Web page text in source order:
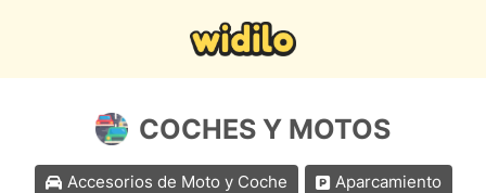
COCHES Y MOTOS
Accesorios de Moto y Coche
Aparcamiento